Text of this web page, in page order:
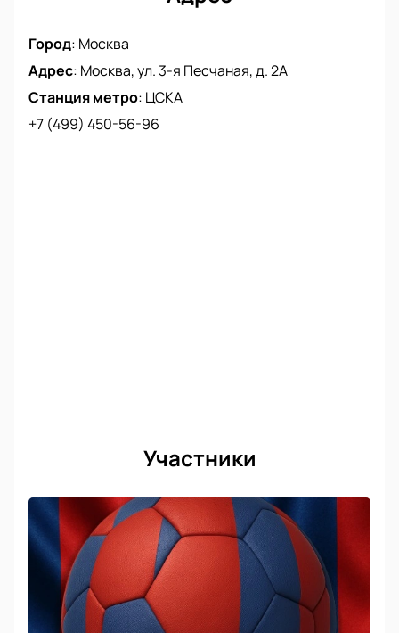
Город: Москва
Адрес: Москва, ул. 3-я Песчаная, д. 2А
Станция метро: ЦСКА
+7 (499) 450-56-96
Участники